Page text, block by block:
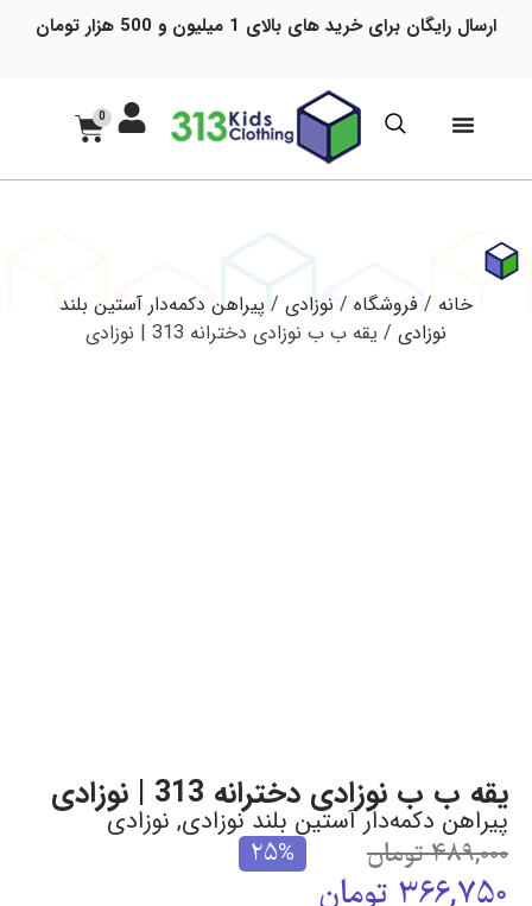
ارسال رایگان برای خرید های بالای 1 میلیون و 500 هزار تومان
0
خانه / فروشگاه / نوزادی / پیراهن دکمه‌دار آستین بلند
نوزادی / یقه ب ب نوزادی دخترانه 313 | نوزادی
یقه ب ب نوزادی دخترانه 313 | نوزادی
پیراهن دکمه‌دار آستین بلند نوزادی, نوزادی
489,000 تومان
366,750 تومان
25%